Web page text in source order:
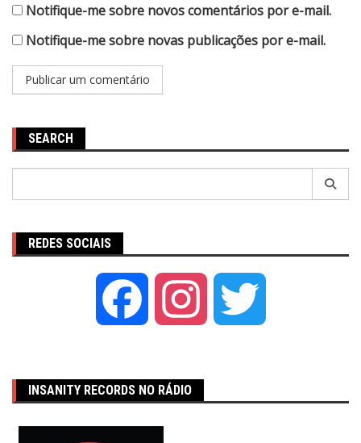
Notifique-me sobre novos comentários por e-mail.
Notifique-me sobre novas publicações por e-mail.
SEARCH
REDES SOCIAIS
Facebook Instagram
INSANITY RECORDS NO RÁDIO